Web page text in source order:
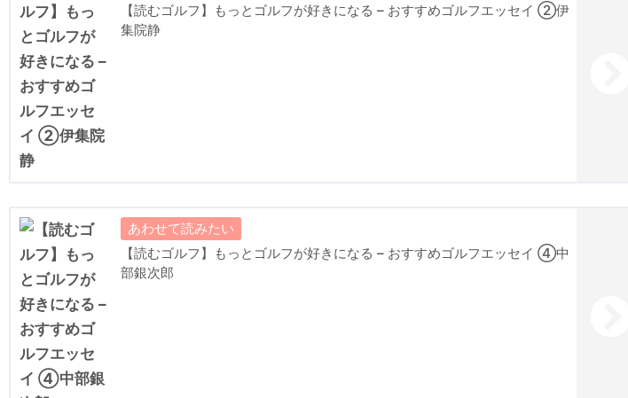
▪【クラブキャプテン】R＆Aが200年続けるキャプテン選出の伝統行事
▪【山下清画伯】放浪の画家が感じたゴルフ場の芝、風景
▪【川奈ホテルゴルフコース】もう一つの「富士コース」、赤星六郎設計の川奈とは
▪【スコア誤記】マスターズ、幻のプレーオフ、ビセンゾのスコア誤記
▪【カブールゴルフクラブ】ゴルフコースの発展・増加は、民主主義の成熟度に寄与
▪【ミトコンドリア】マゴワヤサシイで、ミトコンドリアの若返り？
▪【BEPPU GOLF CLUB】♨温泉マークの考案者、別府に避暑地コースを造る
▪【トランプ】ドナルド・トランプと17のゴルフコース
▪【ゴルフ絶版図書】明治時代のゴルフは得体の知れぬ遊戯だった
▪【クラブハウス】クラブハウスにみる建築家たちの技
▪【全米オープンセッティング】極限のセッティングを迫るUSGAの威信をかけた舞台
▪【昭和天皇とゴルフ】スコットランドの文献に眠る、昭和天皇とゴルフの記録
▪【ザ・カントリークラブの英雄】米国ゴルフの大衆化はフランシス・ウィメットが嚆矢フ】
が
【読むゴルフ】もっとゴルフが好きになる – おすすめゴルフエッセイ ②伊
集院静
【読むゴルフ】もっとゴルフが好きになる – おすすめゴルフエッセイ ④中
部銀次郎